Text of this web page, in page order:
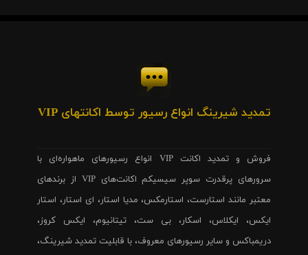
تمدید شیرینگ انواع رسیور توسط اکانتهای VIP
فروش و تمدید اکانت VIP انواع رسیورهای ماهواره‌ای با
سرورهای پرقدرت سوپر سیسیکم اکانت‌های VIP از برندهای
معتبر مانند استارست، استارمکس، مدیا استار، ای استار، استار
ایکس، ایکلاس، اسکار، بی ست، تیتانیوم، ایکس کروز،
دریمباکس و سایر رسیورهای معروف، با قابلیت تمدید شیرینگ،